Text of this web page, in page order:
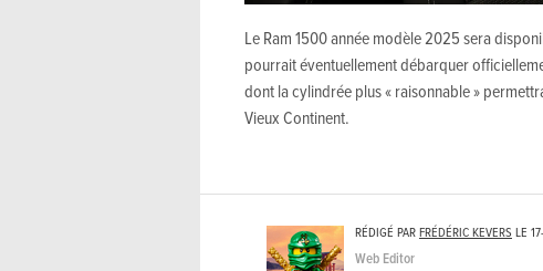
Le Ram 1500 année modèle 2025 sera
pourrait éventuellement débarquer
dont la cylindrée plus « raisonnable »
Vieux Continent.
RÉDIGÉ PARFRÉDÉRIC KEVERS LE
Web Editor